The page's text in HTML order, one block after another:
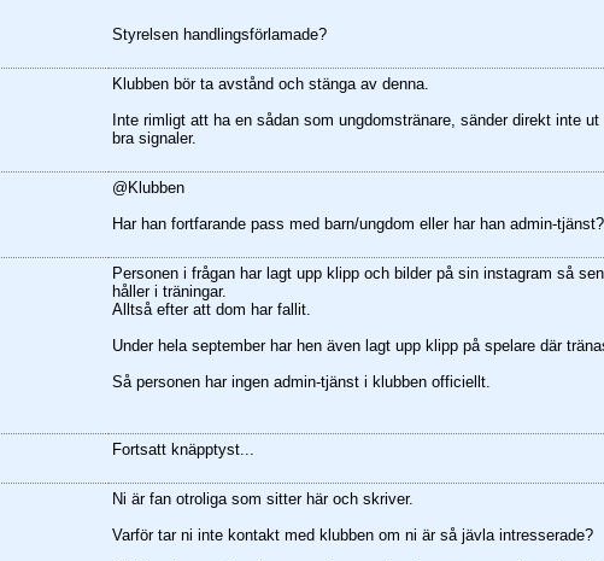
Styrelsen handlingsförlamade?
Klubben bör ta avstånd och stänga av denna.
Inte rimligt att ha en sådan som ungdomstränare, sänder direkt inte ut
bra signaler.
@Klubben
Har han fortfarande pass med barn/ungdom eller har han admin-tjänst?
Personen i frågan har lagt upp klipp och bilder på sin instagram så
håller i träningar.
Alltså efter att dom har fallit.
Under hela september har hen även lagt upp klipp på spelare där
Så personen har ingen admin-tjänst i klubben officiellt.
Fortsatt knäpptyst...
Ni är fan otroliga som sitter här och skriver.
Varför tar ni inte kontakt med klubben om ni är så jävla intresserade?